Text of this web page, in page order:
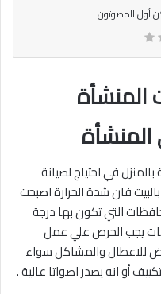
أول المصوتون !
المنشأة
في احتياج لصيانة
فان شدة الحرارة اصبحت
التي تكون بها درجة
يجب الحرص علي عمل
للاعطال والمشاكل سواء
أو انه يصدر اصواتا عالية .